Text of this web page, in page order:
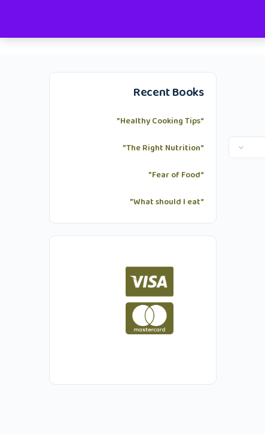
Recent Books
“Healthy Cooking Tips”
“The Right Nutrition”
“Fear of Food”
“What should I eat”